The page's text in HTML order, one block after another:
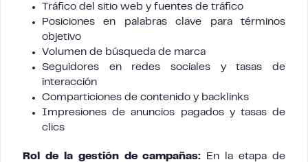
Tráfico del sitio web y fuentes de tráfico
Posiciones en palabras clave para términos
objetivo
Volumen de búsqueda de marca
Seguidores en redes sociales y tasas de
interacción
Comparticiones de contenido y backlinks
Impresiones de anuncios pagados y tasas de
clics
Rol de la gestión de campañas: En la etapa de